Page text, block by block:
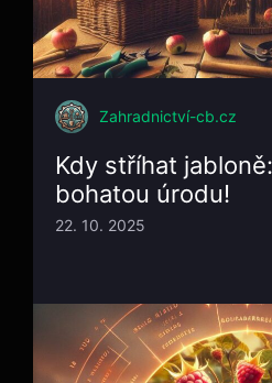
Zahradnictví-cb.cz
Kdy stříhat
bohatou úrodu!
22. 10. 2025